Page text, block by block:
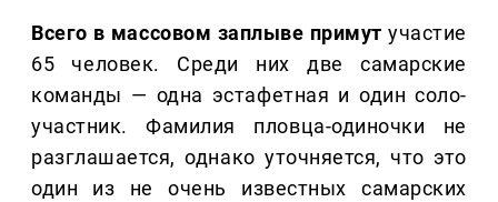
Всего в массовом заплыве примутучастие
65 человек. Среди них две самарские
команды — одна эстафетная и один соло-
участник. Фамилия пловца-одиночки не
разглашается, однако уточняется, что это
один из не очень известных самарских